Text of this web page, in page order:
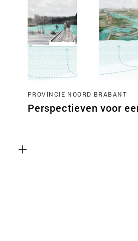
PROVINCIE NOORD BRABANT
Perspectieven voor